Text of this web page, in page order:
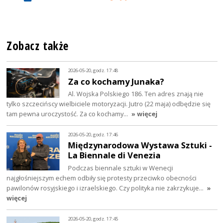
Zobacz także
2026-05-20, godz. 17:48
Za co kochamy Junaka?
Al. Wojska Polskiego 186. Ten adres znają nie
tylko szczecińscy wielbiciele motoryzacji. Jutro (22 maja) odbędzie się
tam pewna uroczystość. Za co kochamy… » więcej
2026-05-20, godz. 17:46
Międzynarodowa Wystawa Sztuki -
La Biennale di Venezia
Podczas biennale sztuki w Wenecji
najgłośniejszym echem odbiły się protesty przeciwko obecności
pawilonów rosyjskiego i izraelskiego. Czy polityka nie zakrzykuje… »
więcej
2026-05-20, godz. 17:45